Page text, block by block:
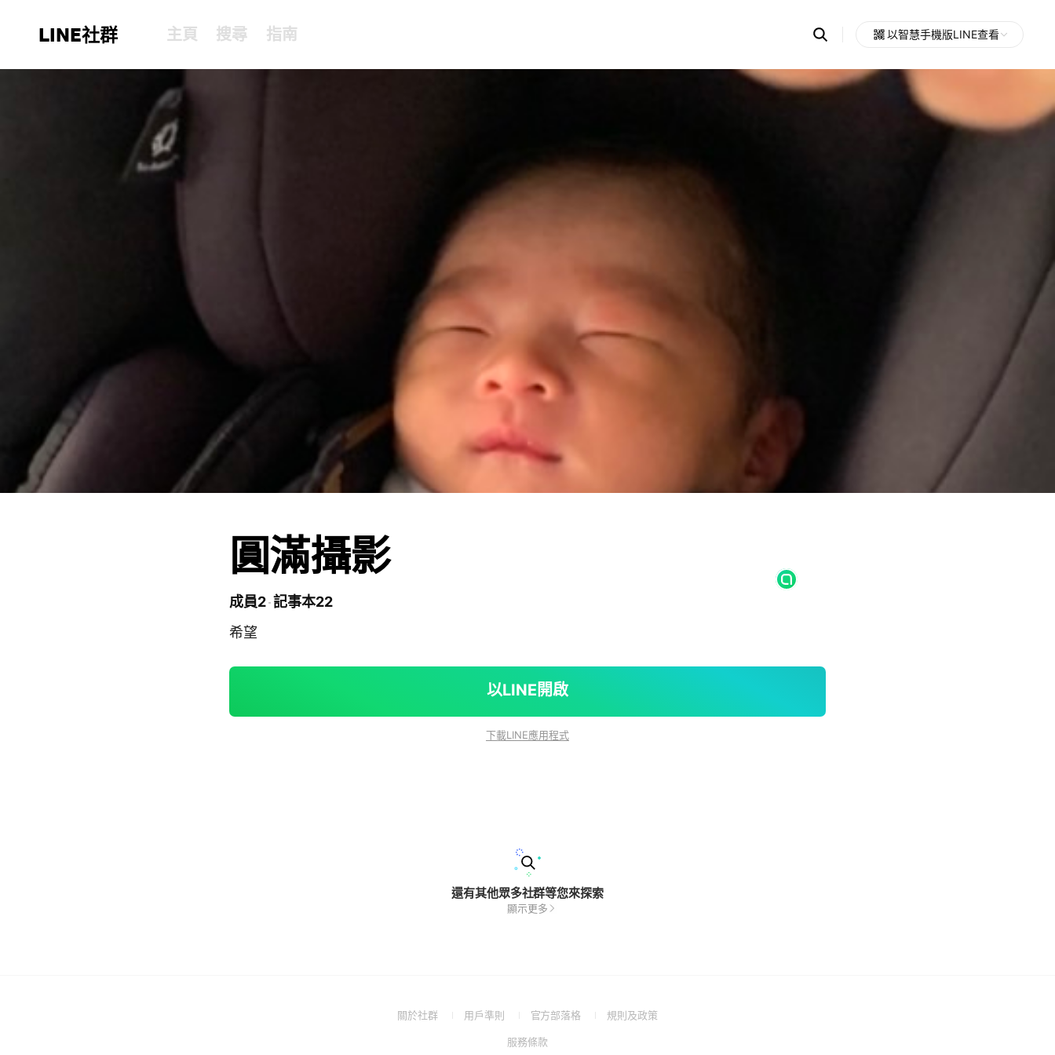
LINE社群 主頁 搜尋 指南 Search
OpenChats
messages
search
area
以智慧手機版LINE查看
圓滿攝影
成員2 記事本22
希望
以LINE開啟
下載LINE應用程式
還有其他眾多社群等您來探索
顯示更多
關於社群
(Open用戶準則
(Open
a
官方部落格
(Open規則及政策(Open
服務條款(Open